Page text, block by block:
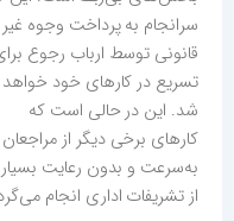
سرانجام به پرداخت وجوه غیر
قانونی توسط ارباب رجوع
تسریع در کارهای خود خواهد
شد. این در حالی است که
کارهای برخی دیگر از مراجعان
به‌سرعت و بدون رعایت
از تشریفات اداری انجام